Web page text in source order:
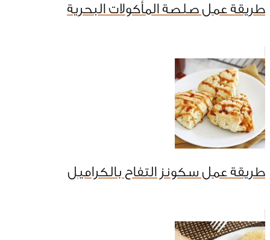
طريقة عمل صلصة المأكولات البحرية
طريقة عمل سكونز التفاح بالكراميل